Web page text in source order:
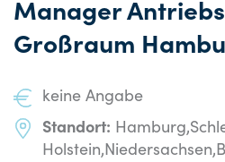
Manager
Großraum
keine Angabe
Standort: